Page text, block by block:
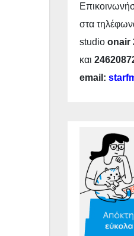
στα
studio onair
και
email: